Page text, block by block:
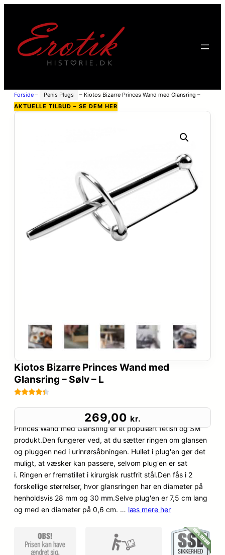
Forside – Penis Plugs – Kiotos Bizarre Princes Wand med Glansring –
Sølv – L
AKTUELLE TILBUD – SE DEM HER
Kiotos Bizarre Princes Wand med
Glansring – Sølv – L
som
baseret
på
kundebed
ømmelse
r
269,00 kr.
Princes Wand med Glansring er et populært fetish og SM
produkt.Den fungerer ved, at du sætter ringen om glansen
og pluggen ned i urinrørsåbningen. Hullet i plug'en gør det
muligt, at væsker kan passere, selvom plug'en er sat
i. Ringen er fremstillet i kirurgisk rustfrit stål.Den fås i 2
forskellige størrelser, hvor glansringen har en diameter på
henholdsvis 28 mm og 30 mm.Selve plug'en er 7,5 cm lang
og med en diameter på 0,6 cm. … læs mere her